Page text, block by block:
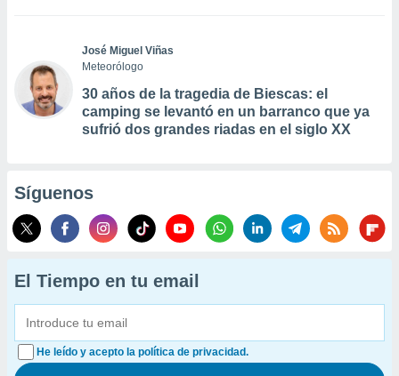
José Miguel Viñas
Meteorólogo
30 años de la tragedia de Biescas: el
camping se levantó en un barranco que ya
sufrió dos grandes riadas en el siglo XX
Síguenos
El Tiempo en tu email
He leído y acepto la política de privacidad.